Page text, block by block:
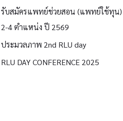
รับสมัครแพทย์ช่วยสอน (แพทย์ใช้ทุน)
2-4 ตำแหน่ง ปี 2569
ประมวลภาพ 2nd RLU day
RLU DAY CONFERENCE 2025